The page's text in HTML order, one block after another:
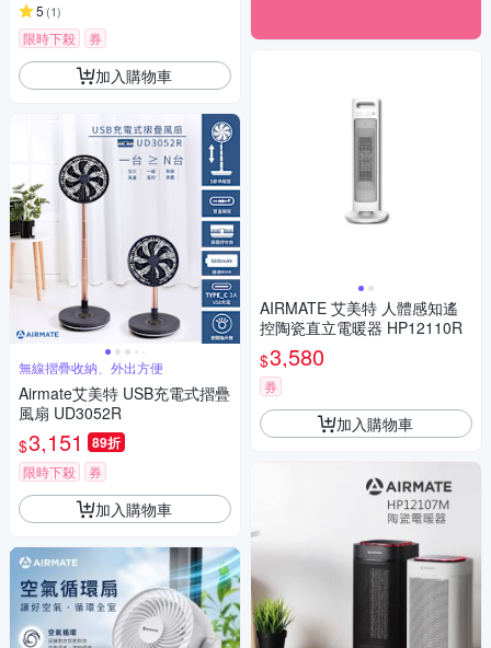
5 (1)
限時下殺 券
加入購物車
無線摺疊收納、外出方便
Airmate艾美特 USB充電式摺疊
風扇 UD3052R
$3,151 89折
限時下殺 券
加入購物車
AIRMATE 艾美特 人體感知遙
控陶瓷直立電暖器 HP12110R
$3,580
券
加入購物車